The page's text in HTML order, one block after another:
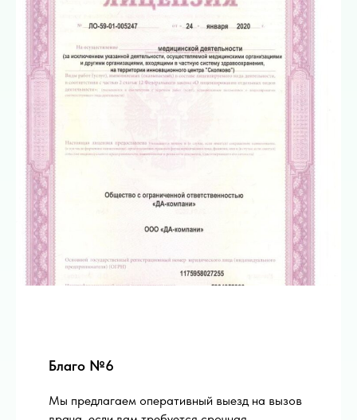
Благо №6
Мы предлагаем оперативный выезд на вызов